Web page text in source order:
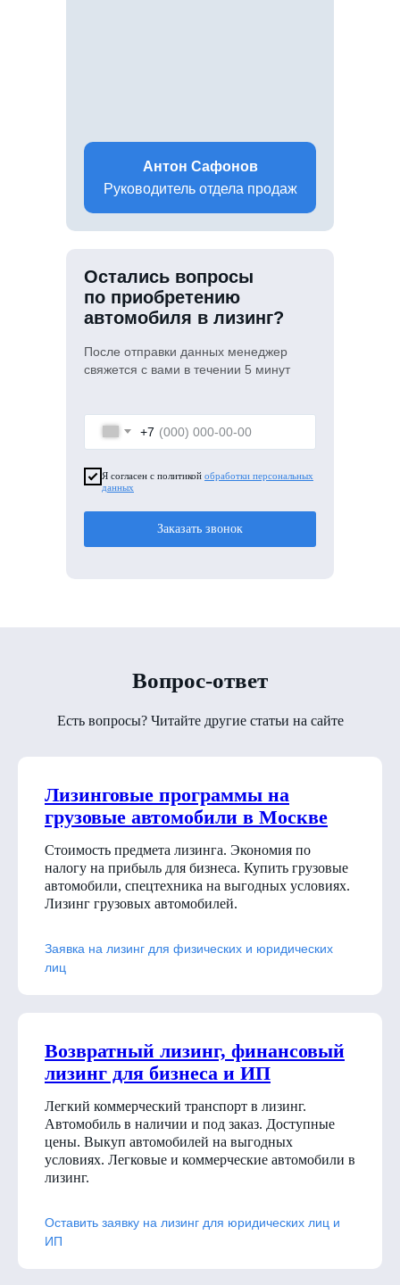
+7
Я согласен с политикой обработки персональных
данных
Заказать звонок
Остались вопросы
по приобретению
автомобиля в лизинг?
После отправки данных менеджер
свяжется с вами в течении 5 минут
Антон Сафонов
Руководитель отдела продаж
Вопрос-ответ
Есть вопросы? Читайте другие статьи на сайте
Лизинговые программы на
грузовые автомобили в Москве
Стоимость предмета лизинга. Экономия по
налогу на прибыль для бизнеса. Купить грузовые
автомобили, спецтехника на выгодных условиях.
Лизинг грузовых автомобилей.
Заявка на лизинг для физических и юридических
лиц
Возвратный лизинг, финансовый
лизинг для бизнеса и ИП
Легкий коммерческий транспорт в лизинг.
Автомобиль в наличии и под заказ. Доступные
цены. Выкуп автомобилей на выгодных
условиях. Легковые и коммерческие автомобили в
лизинг.
Оставить заявку на лизинг для юридических лиц и
ИП